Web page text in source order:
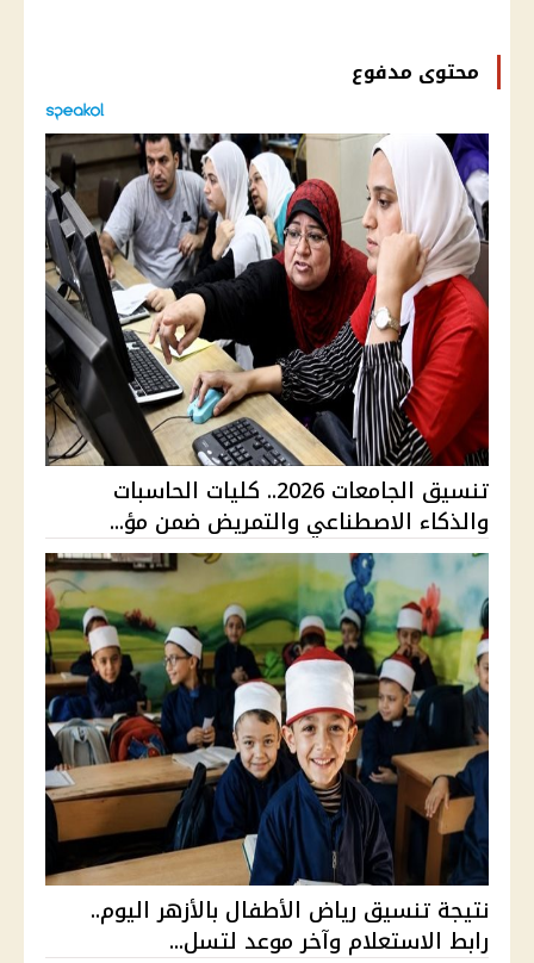
محتوى مدفوع
تنسيق الجامعات 2026.. كليات الحاسبات
والذكاء الاصطناعي والتمريض ضمن مؤ...
نتيجة تنسيق رياض الأطفال بالأزهر اليوم..
رابط الاستعلام وآخر موعد لتسل...